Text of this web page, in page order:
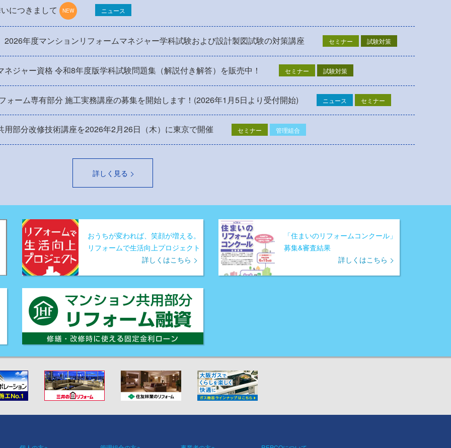
につきまして ニュース
2026年度マンションリフォームマネジャー学科試験および設計製図試験の対策講座 セミナー 試験対策
ジャー資格 令和8年度版学科試験問題集（解説付き解答）を販売中！ セミナー 試験対策
ォーム専有部分 施工実務講座の募集を開始します！(2026年1月5日より受付開始) ニュース セミナー
用部分改修技術講座を2026年2月26日（木）に東京で開催 セミナー 管理組合
詳しく見る
おうちが変われば、笑顔が増える。
リフォームで生活向上プロジェクト
詳しくはこちら
「住まいのリフォームコンクール」
募集&審査結果
詳しくはこちら